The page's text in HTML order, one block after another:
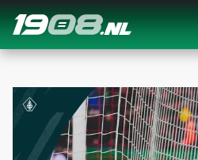
Navigation